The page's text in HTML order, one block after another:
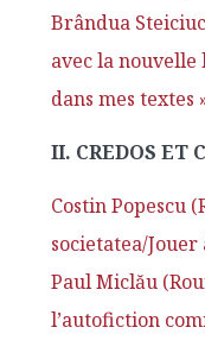
Brândua
avec la nouvelle
dans mes textes
II. CREDOS ET
Costin Popescu
societatea/Jouer
Paul Miclău
l’autofiction